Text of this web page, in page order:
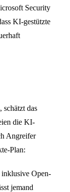
Security
KI-gestützte
das
die KI-
Angreifer
Plan:
inklusive Open-
jemand